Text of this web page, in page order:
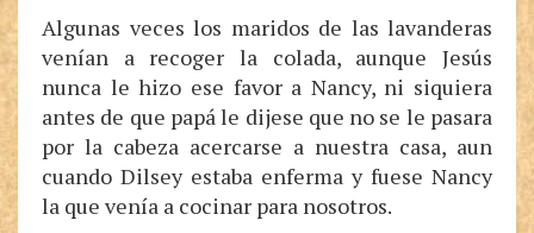
Algunas veces los maridos de las lavanderas
venían a recoger la colada, aunque Jesús
nunca le hizo ese favor a Nancy, ni siquiera
antes de que papá le dijese que no se le pasara
por la cabeza acercarse a nuestra casa, aun
cuando Dilsey estaba enferma y fuese Nancy
la que venía a cocinar para nosotros.